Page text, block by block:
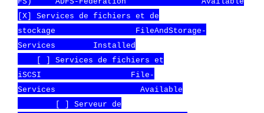
[X] Services de fichiers et de
stockage FileAndStorage-
Services Installed
[ ] Services de fichiers et
iSCSI File-
Services Available
[ ] Serveur de